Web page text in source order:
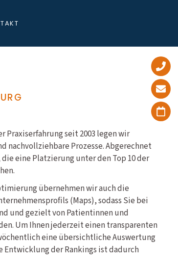
Praxiserfahrung seit 2003 legen wir
nachvollziehbare Prozesse. Abgerechnet
eine Platzierung unter den Top 10 der
übernehmen wir auch die
(Maps), sodass Sie bei
und gezielt von Patientinnen und
Um Ihnen jederzeit einen transparenten
eine übersichtliche Auswertung
der Rankings ist dadurch